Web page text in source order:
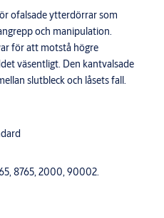
ofalsade ytterdörrar som
och manipulation.
för att motstå högre
väsentligt. Den kantvalsade
slutbleck och låsets fall.
8765, 2000, 90002.